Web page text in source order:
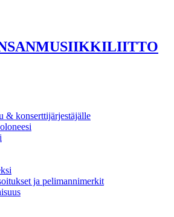
& konserttijärjestäjälle
ja pelimannimerkit